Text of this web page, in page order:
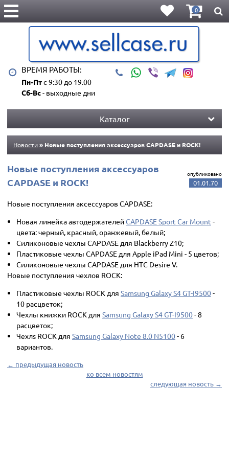
0
ВРЕМЯ РАБОТЫ:
Пн-Птс 9:30 до 19.00
Сб-Вс- выходные дни
Каталог
Новости» Новые поступления аксессуаров CAPDASE и ROCK!
Новые поступления аксессуаров
CAPDASE и ROCK!
опубликовано
01.01.70
Новые поступления аксессуаров CAPDASE:
Новая линейка автодержателейCAPDASE Sport Car Mount -
цвета: черный, красный, оранжевый, белый;
Силиконовые чехлы CAPDASE для Blackberry Z10;
Пластиковые чехлы CAPDASE для Apple iPad Mini - 5 цветов;
Силиконовые чехлы CAPDASE для HTC Desire V.
Новые поступления чехлов ROCK:
Пластиковые чехлы ROCK для Samsung Galaxy S4 GT-I9500-
10 расцветок;
Чехлы книжки ROCK для Samsung Galaxy S4 GT-I9500- 8
расцветок;
Чехлs ROCK для Samsung Galaxy Note 8.0 N5100- 6
вариантов.
← предыдущая новость
ко всем новостям
следующая новость →